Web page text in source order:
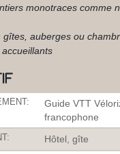
monotraces comme
auberges ou
Guide VTT
francophone
Hôtel, gîte